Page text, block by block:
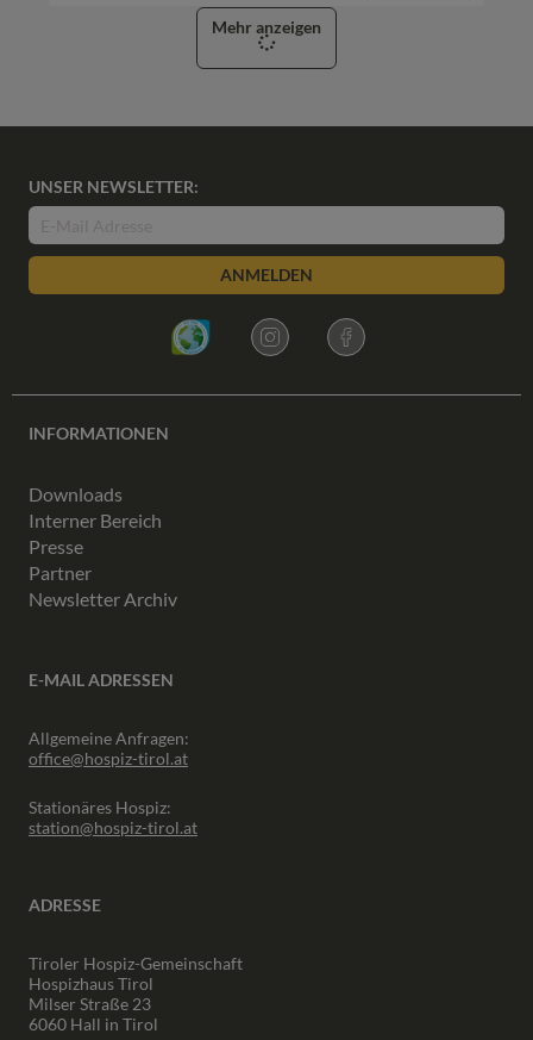
Mehr anzeigen
UNSER NEWSLETTER:
ANMELDEN
INFORMATIONEN
Downloads
Interner Bereich
Presse
Partner
Newsletter Archiv
E-MAIL ADRESSEN
Allgemeine Anfragen:
office@hospiz-tirol.at
Stationäres Hospiz:
station@hospiz-tirol.at
ADRESSE
Tiroler Hospiz-Gemeinschaft
Hospizhaus Tirol
Milser Straße 23
6060 Hall in Tirol